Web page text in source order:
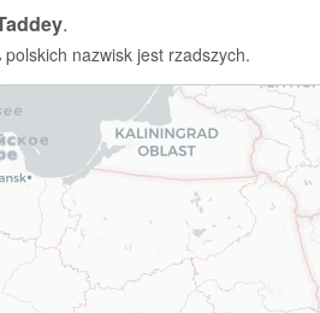
.
nazwisk jest rzadszych.